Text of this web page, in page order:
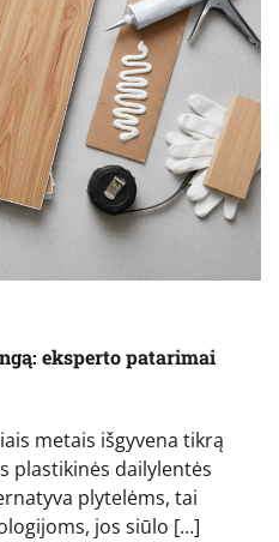
eksperto patarimai
metais išgyvena tikrą
plastikinės dailylentės
plytelėms, tai
jos siūlo […]